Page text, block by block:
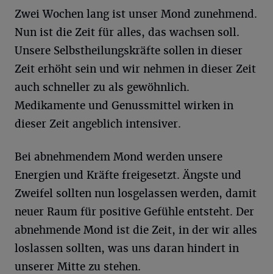
Zwei Wochen lang ist unser Mond zunehmend.
Nun ist die Zeit für alles, das wachsen soll.
Unsere Selbstheilungskräfte sollen in dieser
Zeit erhöht sein und wir nehmen in dieser Zeit
auch schneller zu als gewöhnlich.
Medikamente und Genussmittel wirken in
dieser Zeit angeblich intensiver.
Bei abnehmendem Mond werden unsere
Energien und Kräfte freigesetzt. Ängste und
Zweifel sollten nun losgelassen werden, damit
neuer Raum für positive Gefühle entsteht. Der
abnehmende Mond ist die Zeit, in der wir alles
loslassen sollten, was uns daran hindert in
unserer Mitte zu stehen.